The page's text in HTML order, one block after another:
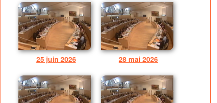
25 juin 2026 28 mai 2026